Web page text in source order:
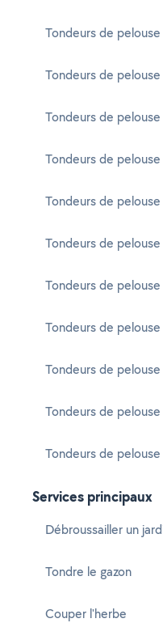
Tondeurs de pelouse
Tondeurs de
Tondeurs de
Tondeurs de
Tondeurs de pelouse
Tondeurs de pelouse
Tondeurs de pelouse
Tondeurs de pelouse
Tondeurs de
Tondeurs de pelouse
Tondeurs de
Services principaux
Débroussailler un
Tondre le gazon
Couper l'herbe